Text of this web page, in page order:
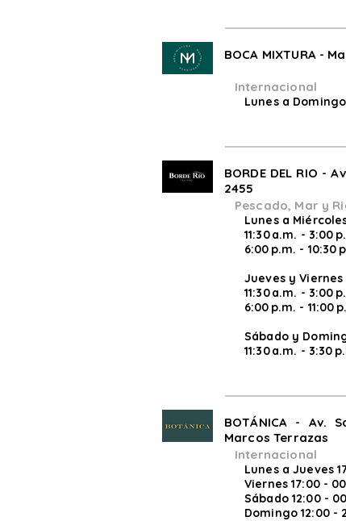
BOCA MIXTURA -
Internacional
Lunes a Domingo
BORDE DEL RIO -
2455
Pescado, Mar y
Lunes a
11:30 a.m. - 3:00
6:00 p.m. - 10:30
Jueves y Viernes
11:30 a.m. - 3:00
6:00 p.m. - 11:00
Sábado y
11:30 a.m. - 3:30
BOTÁNICA - Av.
Marcos Terrazas
Internacional
Lunes a Jueves
Viernes 17:00 -
Sábado 12:00 -
Domingo 12:00 -